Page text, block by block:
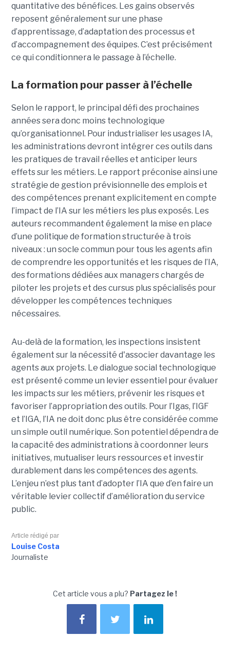
quantitative des bénéfices. Les gains observés
reposent généralement sur une phase
d’apprentissage, d’adaptation des processus et
d’accompagnement des équipes. C’est précisément
ce qui conditionnera le passage à l’échelle.
La formation pour passer à l’échelle
Selon le rapport, le principal défi des prochaines
années sera donc moins technologique
qu’organisationnel. Pour industrialiser les usages IA,
les administrations devront intégrer ces outils dans
les pratiques de travail réelles et anticiper leurs
effets sur les métiers. Le rapport préconise ainsi une
stratégie de gestion prévisionnelle des emplois et
des compétences prenant explicitement en compte
l’impact de l’IA sur les métiers les plus exposés. Les
auteurs recommandent également la mise en place
d’une politique de formation structurée à trois
niveaux : un socle commun pour tous les agents afin
de comprendre les opportunités et les risques de l’IA,
des formations dédiées aux managers chargés de
piloter les projets et des cursus plus spécialisés pour
développer les compétences techniques
nécessaires.
Au-delà de la formation, les inspections insistent
également sur la nécessité d'associer davantage les
agents aux projets. Le dialogue social technologique
est présenté comme un levier essentiel pour évaluer
les impacts sur les métiers, prévenir les risques et
favoriser l’appropriation des outils. Pour l’Igas, l’IGF
et l’IGA, l’IA ne doit donc plus être considérée comme
un simple outil numérique. Son potentiel dépendra de
la capacité des administrations à coordonner leurs
initiatives, mutualiser leurs ressources et investir
durablement dans les compétences des agents.
L’enjeu n’est plus tant d’adopter l’IA que d’en faire un
véritable levier collectif d’amélioration du service
public.
Article rédigé par
Louise Costa
Journaliste
Cet article vous a plu? Partagez le !